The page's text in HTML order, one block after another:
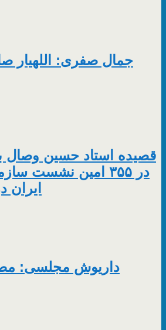
جمال صفری: اللهیار
قصیده استاد حسین وصال
در ۳۵۵ امین نشست
ایران
داریوش مجلسی: